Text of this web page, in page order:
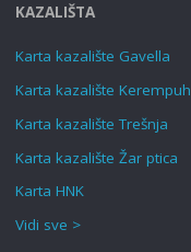
KAZALIŠTA
Karta kazalište Gavella
Karta kazalište Kerempuh
Karta kazalište Trešnja
Karta kazalište Žar ptica
Karta HNK
Vidi sve >